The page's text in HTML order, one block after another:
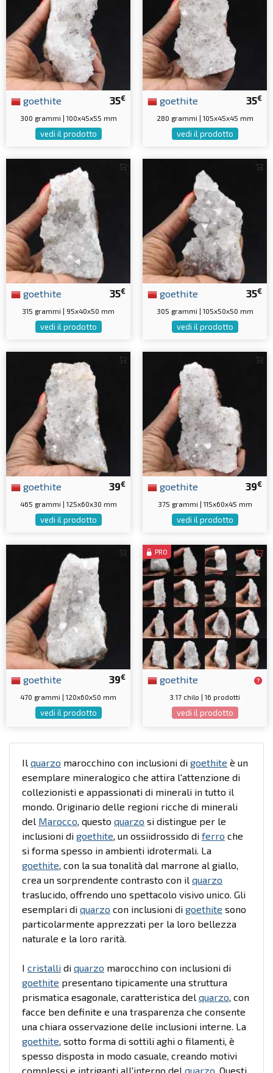
35€
goethite
300 grammi | 100x45x55 mm
vedi il prodotto
35€
goethite
280 grammi | 105x45x45 mm
vedi il prodotto
35€
goethite
315 grammi | 95x40x50 mm
vedi il prodotto
35€
goethite
305 grammi | 105x50x50 mm
vedi il prodotto
39€
goethite
465 grammi | 125x60x30 mm
vedi il prodotto
39€
goethite
375 grammi | 115x60x45 mm
vedi il prodotto
39€
goethite
470 grammi | 120x60x50 mm
vedi il prodotto
PRO
goethite
3.17 chilo | 16 prodotti
vedi il prodotto
Il quarzo marocchino con inclusioni di goethite è un
esemplare mineralogico che attira l'attenzione di
collezionisti e appassionati di minerali in tutto il
mondo. Originario delle regioni ricche di minerali
del Marocco, questo quarzo si distingue per le
inclusioni di goethite, un ossiidrossido di ferro che
si forma spesso in ambienti idrotermali. La
goethite, con la sua tonalità dal marrone al giallo,
crea un sorprendente contrasto con il quarzo
traslucido, offrendo uno spettacolo visivo unico. Gli
esemplari di quarzo con inclusioni di goethite sono
particolarmente apprezzati per la loro bellezza
naturale e la loro rarità.
I cristalli di quarzo marocchino con inclusioni di
goethite presentano tipicamente una struttura
prismatica esagonale, caratteristica del quarzo, con
facce ben definite e una trasparenza che consente
una chiara osservazione delle inclusioni interne. La
goethite, sotto forma di sottili aghi o filamenti, è
spesso disposta in modo casuale, creando motivi
complessi e intriganti all'interno del quarzo . Questi